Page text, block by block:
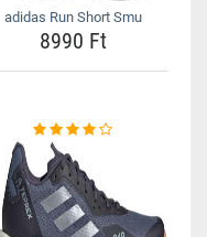
adidas Run Short Smu
8990 Ft